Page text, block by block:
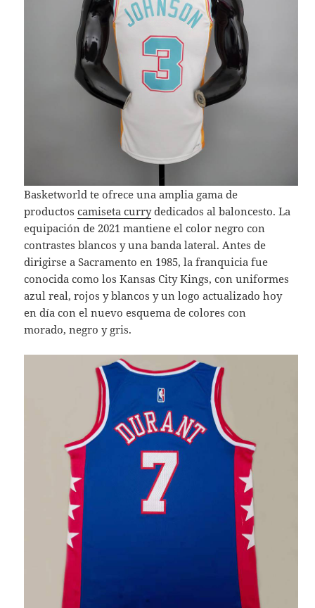
Basketworld te ofrece una amplia gama de
productoscamiseta currydedicados al baloncesto. La
equipación de 2021 mantiene el color negro con
contrastes blancos y una banda lateral. Antes de
dirigirse a Sacramento en 1985, la franquicia fue
conocida como los Kansas City Kings, con uniformes
azul real, rojos y blancos y un logo actualizado hoy
en día con el nuevo esquema de colores con
morado, negro y gris.